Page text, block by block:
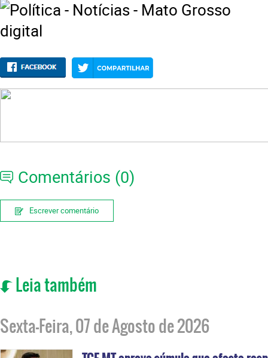
Comentários (0)
Escrever comentário
Leia também
Sexta-Feira, 07 de Agosto de 2026